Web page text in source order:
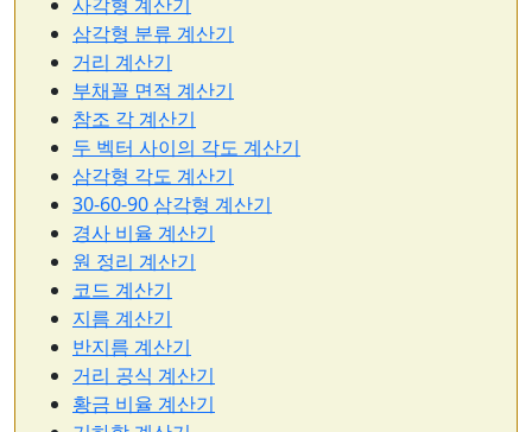
삼각형 분류 계산기
거리 계산기
부채꼴 면적 계산기
참조 각 계산기
두 벡터 사이의 각도 계산기
삼각형 각도 계산기
30-60-90 삼각형 계산기
경사 비율 계산기
원 정리 계산기
코드 계산기
지름 계산기
반지름 계산기
거리 공식 계산기
황금 비율 계산기